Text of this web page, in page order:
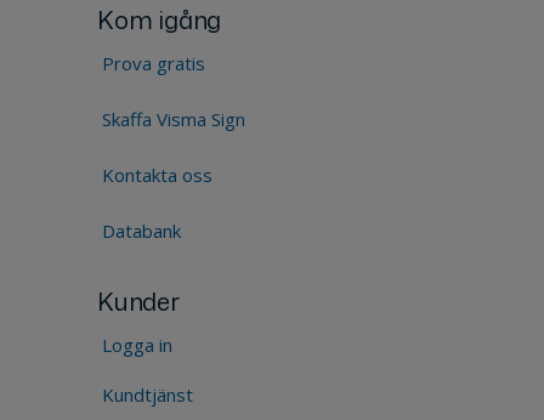
Kom igång
Prova gratis
Skaffa Visma Sign
Kontakta oss
Databank
Kunder
Logga in
Kundtjänst